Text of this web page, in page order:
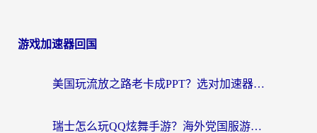
游戏加速器回国
美国玩流放之路老卡成PPT？选对加速器比啥都重要（附欧洲全球玩家实测推荐）
瑞士怎么玩QQ炫舞手游？海外党国服游戏不卡指南（附重生细胞闪耀暖暖优化技巧）